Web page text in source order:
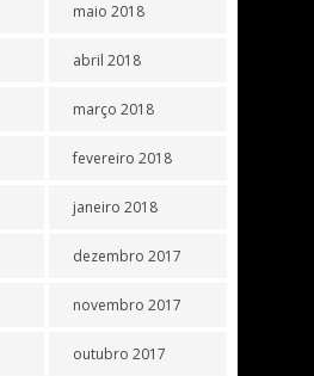
maio 2018
abril 2018
março 2018
fevereiro 2018
janeiro 2018
dezembro 2017
novembro 2017
outubro 2017